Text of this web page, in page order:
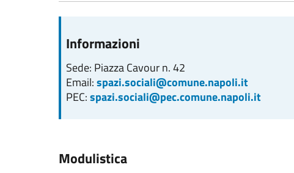
Informazioni
Sede: Piazza Cavour n. 42
Email:spazi.sociali@comune.napoli.it
PEC:spazi.sociali@pec.comune.napoli.it
Modulistica